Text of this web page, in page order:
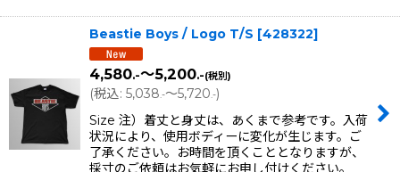
Beastie Boys / Logo T/S [428322]
4,580.-～5,200.-(税別)
(税込: 5,038.-～5,720.-)
Size 注）着丈と身丈は、あくまで参考です。入荷
状況により、使用ボディーに変化が生じます。ご
了承ください。お時間を頂くこととなりますが、
採寸のご依頼はお気軽にお申し付けください。